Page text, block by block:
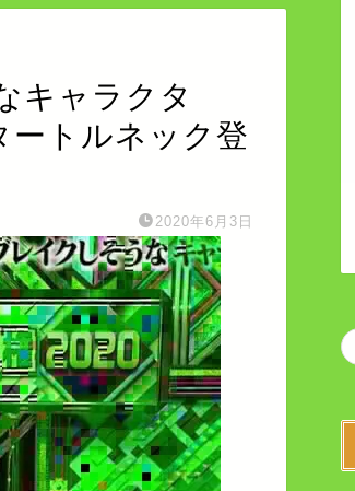
キャラクタ
ートルネック登
2020年6月3日